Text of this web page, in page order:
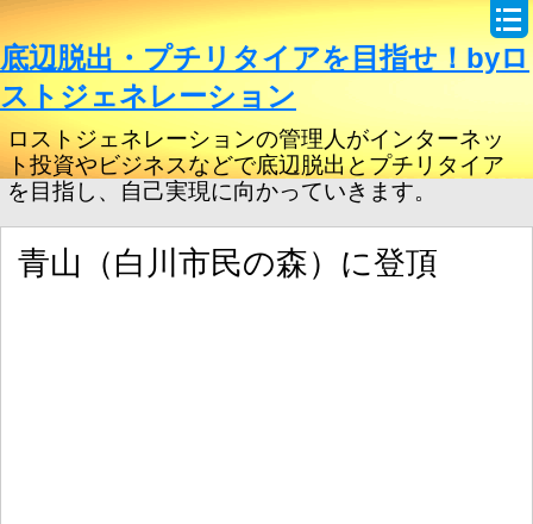
底辺脱出・プチリタイアを目指せ！byロ
ストジェネレーション
ロストジェネレーションの管理人がインターネッ
ト投資やビジネスなどで底辺脱出とプチリタイア
を目指し、自己実現に向かっていきます。
青山（白川市民の森）に登頂